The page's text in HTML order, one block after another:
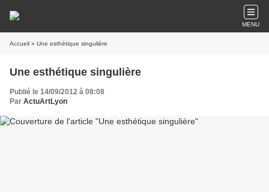
MENU
Accueil » Une esthétique singulière
Une esthétique singulière
Publié le 14/09/2012 à 08:08
Par ActuArtLyon